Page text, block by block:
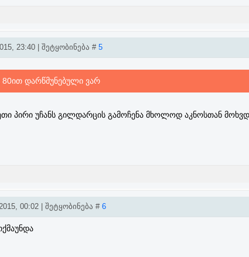
23:40 | შეტყობინება # 5
დარწმუნებული ვარ
პირი უჩანს გილდარცის გამოჩენა მხოლოდ აკნოსთან
00:02 | შეტყობინება # 6